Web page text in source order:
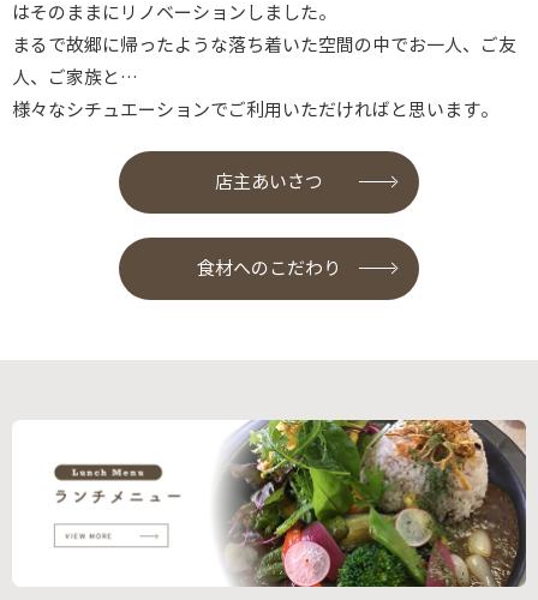
はそのままにリノベーションしました。
まるで故郷に帰ったような落ち着いた空間の中でお一人、ご友
人、ご家族と…
様々なシチュエーションでご利用いただければと思います。
店主あいさつ
食材へのこだわり